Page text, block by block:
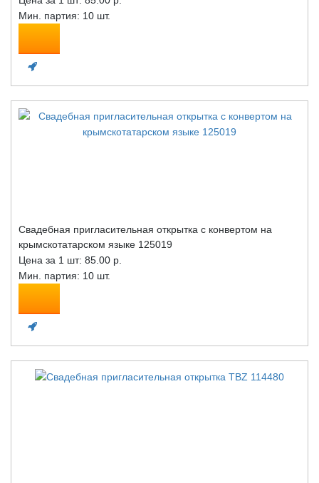
Мин. партия: 10 шт.
Свадебная пригласительная открытка с конвертом на
крымскотатарском языке 125019
Цена за 1 шт: 85.00 р.
Мин. партия: 10 шт.